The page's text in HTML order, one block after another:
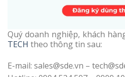
Quý doanh nghiệp, khách
TECH theo thông tin sau:
E-mail: sales@sde.vn –